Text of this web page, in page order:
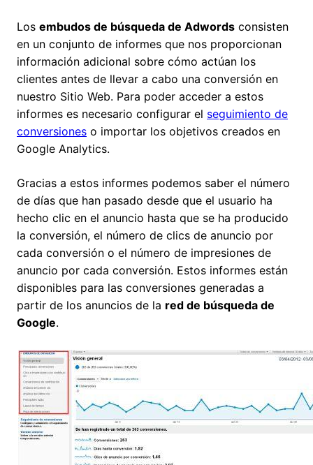
Los embudos de búsqueda de Adwords consisten
en un conjunto de informes que nos proporcionan
información adicional sobre cómo actúan los
clientes antes de llevar a cabo una conversión en
nuestro Sitio Web. Para poder acceder a estos
informes es necesario configurar el seguimiento de
conversiones o importar los objetivos creados en
Google Analytics.
Gracias a estos informes podemos saber el número
de días que han pasado desde que el usuario ha
hecho clic en el anuncio hasta que se ha producido
la conversión, el número de clics de anuncio por
cada conversión o el número de impresiones de
anuncio por cada conversión. Estos informes están
disponibles para las conversiones generadas a
partir de los anuncios de la red de búsqueda de
Google.